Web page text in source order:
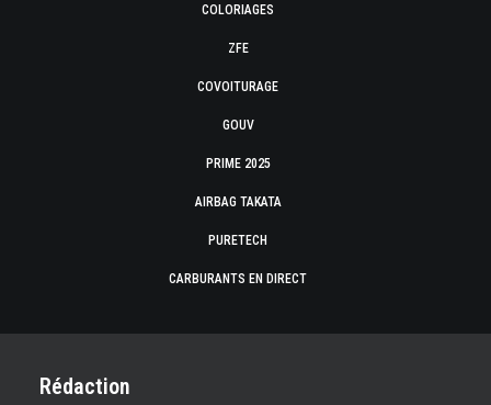
COLORIAGES
ZFE
COVOITURAGE
GOUV
PRIME 2025
AIRBAG TAKATA
PURETECH
CARBURANTS EN DIRECT
Rédaction